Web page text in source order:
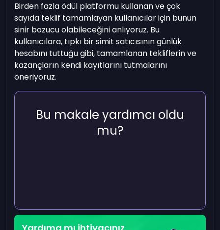
Birden fazla ödül platformu kullanan ve çok
sayıda teklif tamamlayan kullanıcılar için bunun
sinir bozucu olabileceğini anlıyoruz. Bu
kullanıcılara, tıpkı bir simit satıcısının günlük
hesabını tuttuğu gibi, tamamlanan tekliflerin ve
kazançların kendi kayıtlarını tutmalarını
öneriyoruz.
Bu makale yardımcı oldu
mu?